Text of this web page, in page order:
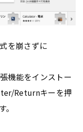
を崩さずに
機能をインストー
Returnキーを押